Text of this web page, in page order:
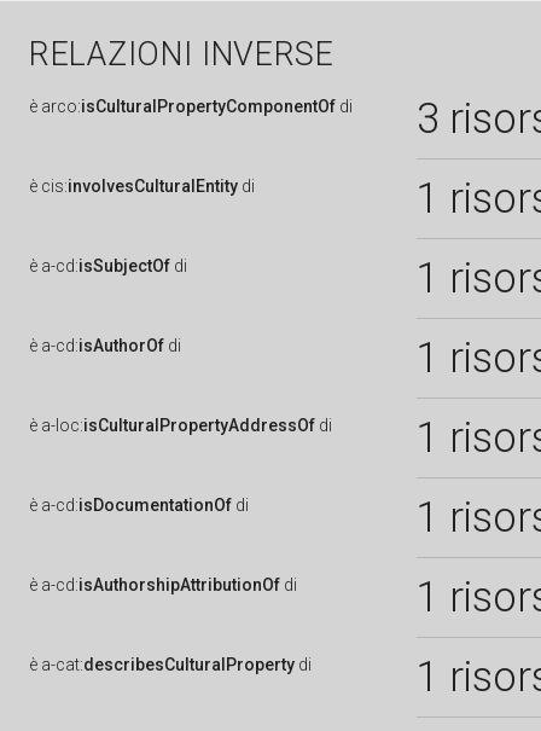
RELAZIONI INVERSE
è arco:isCulturalPropertyComponentOf di 3
è cis:involvesCulturalEntity di 1
è a-cd:isSubjectOf di 1
è a-cd:isAuthorOf di 1
è a-loc:isCulturalPropertyAddressOf di 1
è a-cd:isDocumentationOf di 1
è a-cd:isAuthorshipAttributionOf di 1
è a-cat:describesCulturalProperty di 1